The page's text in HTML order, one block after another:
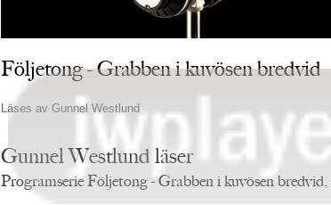
Följetong - Grabben i kuvösen bredvid
Läses av Gunnel Westlund
Gunnel Westlund läser
Programserie Följetong - Grabben i kuvösen bredvid,